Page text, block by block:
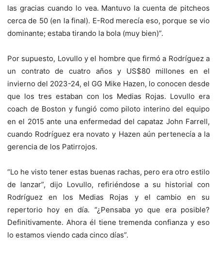
las gracias cuando lo vea. Mantuvo la cuenta de pitcheos
cerca de 50 (en la final). E-Rod merecía eso, porque se vio
dominante; estaba tirando la bola (muy bien)”.
Por supuesto, Lovullo y el hombre que firmó a Rodríguez a
un contrato de cuatro años y US$80 millones en el
invierno del 2023-24, el GG Mike Hazen, lo conocen desde
que los tres estaban con los Medias Rojas. Lovullo era
coach de Boston y fungió como piloto interino del equipo
en el 2015 ante una enfermedad del capataz John Farrell,
cuando Rodríguez era novato y Hazen aún pertenecía a la
gerencia de los Patirrojos.
“Lo he visto tener estas buenas rachas, pero era otro estilo
de lanzar”, dijo Lovullo, refiriéndose a su historial con
Rodríguez en los Medias Rojas y el cambio en su
repertorio hoy en día. “¿Pensaba yo que era posible?
Definitivamente. Ahora él tiene tremenda confianza y eso
lo estamos viendo cada cinco días”.